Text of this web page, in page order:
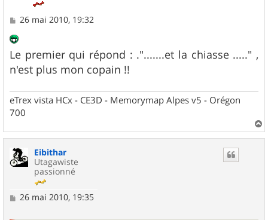
M
s
a
g
e
26 mai 2010, 19:32
Le premier qui répond : .".......et la chiasse ....." ,
n'est plus mon copain !!
eTrex vista HCx - CE3D - Memorymap Alpes v5 - Orégon
700
a
Eibithar
Utagawiste
passionné
M
26 mai 2010, 19:35